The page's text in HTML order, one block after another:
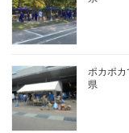
ポカポ
県